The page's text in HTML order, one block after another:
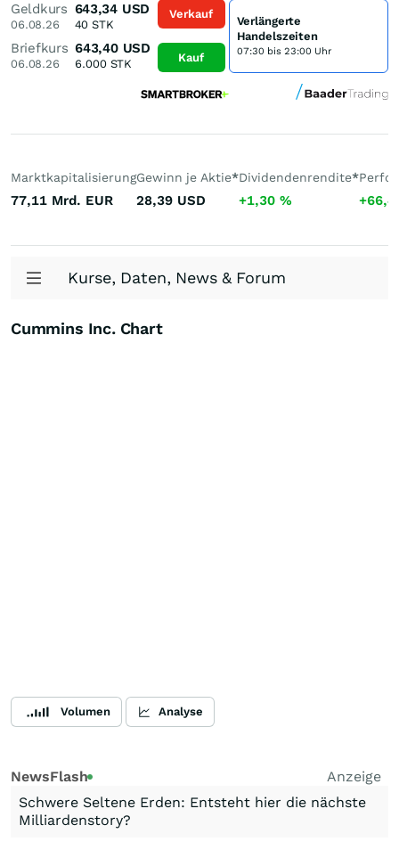
Geldkurs
06.08.26
643,34 USD
40 STK
Briefkurs
06.08.26
643,40 USD
6.000STK
Verkauf
Kauf
Verlängerte
Handelszeiten
07:30 bis 23:00 Uhr
Marktkapitalisierung
77,11 Mrd. EUR
Gewinn je Aktie*
28,39 USD
Dividendenrendite*
+1,30 %
Kurse, Daten, News & Forum
Cummins Inc. Chart
Volumen Analyse
NewsFlash
Anzeige
Schwere Seltene Erden: Entsteht hier die nächste
Milliardenstory?